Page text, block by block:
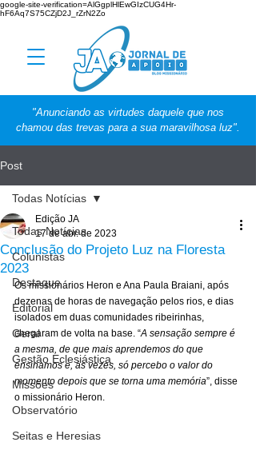
google-site-verification=AlGgplHlEwGIzCUG4Hr-
hF6Aq7S75CZjD2J_rZrN2Zo
"Anunciando as virtudes daquele que nos
chamou das trevas para a sua maravilhosa luz".
Post
Todas Notícias
Colunistas
Destaque
Editorial
Geral
Gestão Eclesiástica
Missões
Observatório
Seitas e Heresias
Todas Notícias
Conclusão do Projeto Luz na Floresta
2023
Edição JA
17 de abr. de 2023
Os missionários Heron e Ana Paula Braiani, após
dezenas de horas de navegação pelos rios, e dias
isolados em duas comunidades ribeirinhas,
chegaram de volta na base. “A sensação sempre é
a mesma, de que mais aprendemos do que
ensinamos e, às vezes, só percebo o valor do
momento depois que se torna uma memória”, disse
o missionário Heron.